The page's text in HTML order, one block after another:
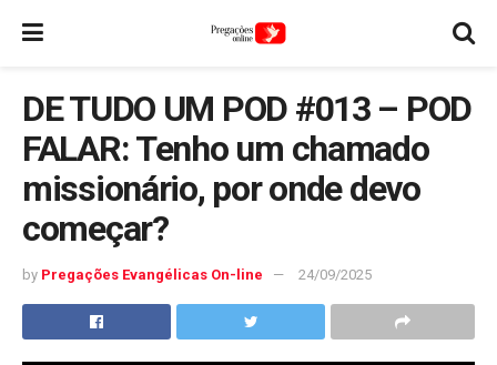
DE TUDO UM POD #013 – POD
FALAR: Tenho um chamado
missionário, por onde devo
começar?
by Pregações Evangélicas On-line 24/09/2025